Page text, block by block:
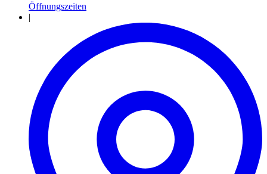
Öffnungszeiten
|